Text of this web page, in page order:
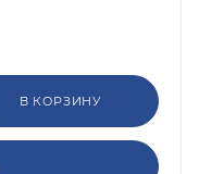
В КОРЗИНУ